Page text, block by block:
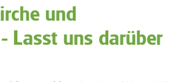
und
Lasst uns darüber